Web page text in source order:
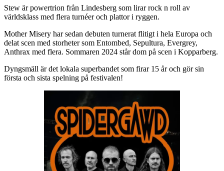
Stew är powertrion från Lindesberg som lirar rock n roll av
världsklass med flera turnéer och plattor i ryggen.
Mother Misery har sedan debuten turnerat flitigt i hela Europa och
delat scen med storheter som Entombed, Sepultura, Evergrey,
Anthrax med flera. Sommaren 2024 står dom på scen i Kopparberg.
Dyngsmäll är det lokala superbandet som firar 15 år och gör sin
första och sista spelning på festivalen!